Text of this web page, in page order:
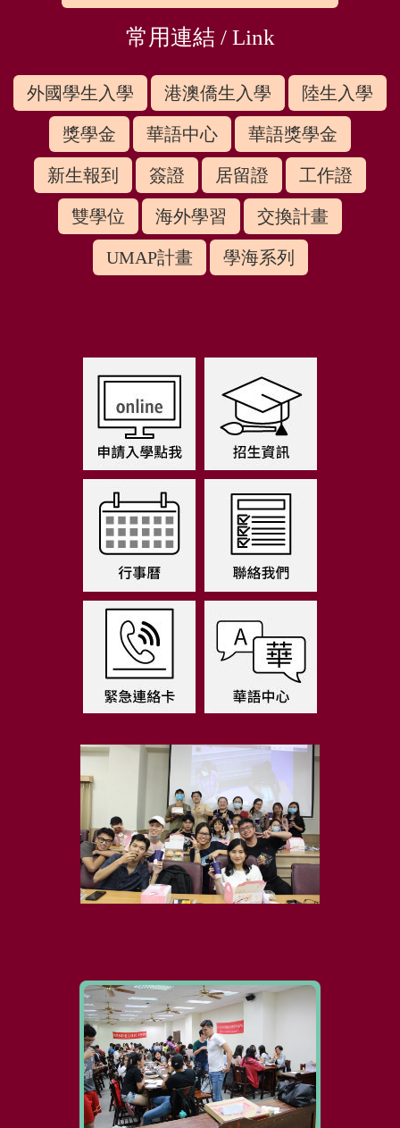
常用連結 / Link
外國學生入學 港澳僑生入學 陸生入學
獎學金 華語中心 華語獎學金
新生報到 簽證 居留證 工作證
雙學位 海外學習 交換計畫
UMAP計畫 學海系列